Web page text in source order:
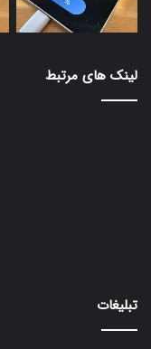
لینک های مرتبط
تبلیغات